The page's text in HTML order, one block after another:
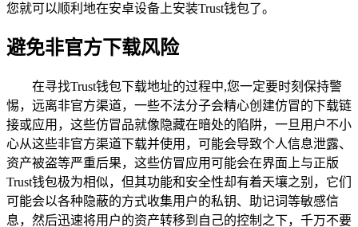
您就可以顺利地在安卓设备上安装Trust钱包了。
避免非官方下载风险
在寻找Trust钱包下载地址的过程中,您一定要时刻保持警
惕，远离非官方渠道，一些不法分子会精心创建仿冒的下载链
接或应用，这些仿冒品就像隐藏在暗处的陷阱，一旦用户不小
心从这些非官方渠道下载并使用，可能会导致个人信息泄露、
资产被盗等严重后果，这些仿冒应用可能会在界面上与正版
Trust钱包极为相似，但其功能和安全性却有着天壤之别，它们
可能会以各种隐蔽的方式收集用户的私钥、助记词等敏感信
息，然后迅速将用户的资产转移到自己的控制之下，千万不要